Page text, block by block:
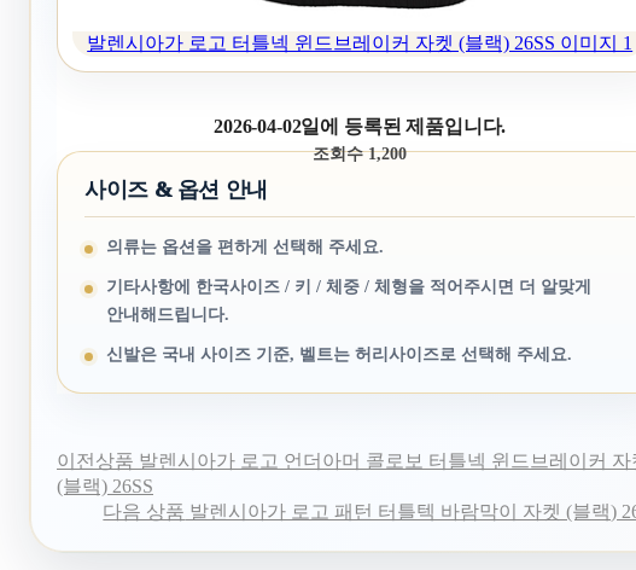
발렌시아가 로고 터틀넥 윈드브레이커 자켓 (블랙) 26SS 이미지 1
2026-04-02일에 등록된 제품입니다.
조회수 1,200
사이즈 & 옵션 안내
의류는 옵션을 편하게 선택해 주세요.
기타사항에 한국사이즈 / 키 / 체중 / 체형을 적어주시면 더 알맞게
안내해드립니다.
신발은 국내 사이즈 기준, 벨트는 허리사이즈로 선택해 주세요.
이전상품 발렌시아가 로고 언더아머 콜로보 터틀넥 윈드브레이커 자
(블랙) 26SS
다음 상품 발렌시아가 로고 패턴 터틀텍 바람막이 자켓 (블랙)